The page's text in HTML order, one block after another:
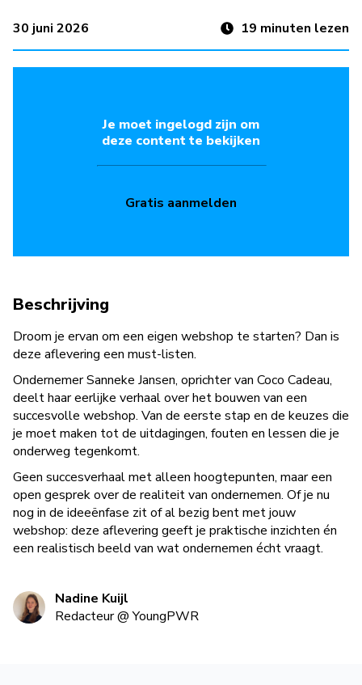
30 juni 2026 19 minuten lezen
Je moet ingelogd zijn om
deze content te bekijken
Gratis aanmelden
Beschrijving
Droom je ervan om een eigen webshop te starten? Dan is
deze aflevering een must-listen.
Ondernemer Sanneke Jansen, oprichter van Coco Cadeau,
deelt haar eerlijke verhaal over het bouwen van een
succesvolle webshop. Van de eerste stap en de keuzes die
je moet maken tot de uitdagingen, fouten en lessen die je
onderweg tegenkomt.
Geen succesverhaal met alleen hoogtepunten, maar een
open gesprek over de realiteit van ondernemen. Of je nu
nog in de ideeënfase zit of al bezig bent met jouw
webshop: deze aflevering geeft je praktische inzichten én
een realistisch beeld van wat ondernemen écht vraagt.
Nadine Kuijl
Redacteur@YoungPWR